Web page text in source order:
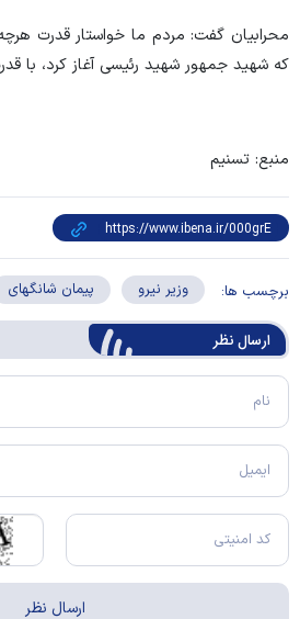
محرابیان گفت: مردم ما خواستار قدرت
که شهید جمهور شهید رئیسی آغاز کرد، با
منبع: تسنیم
برچسب ها: وزیر نیرو پیمان شانگهای
ارسال‌ نظر